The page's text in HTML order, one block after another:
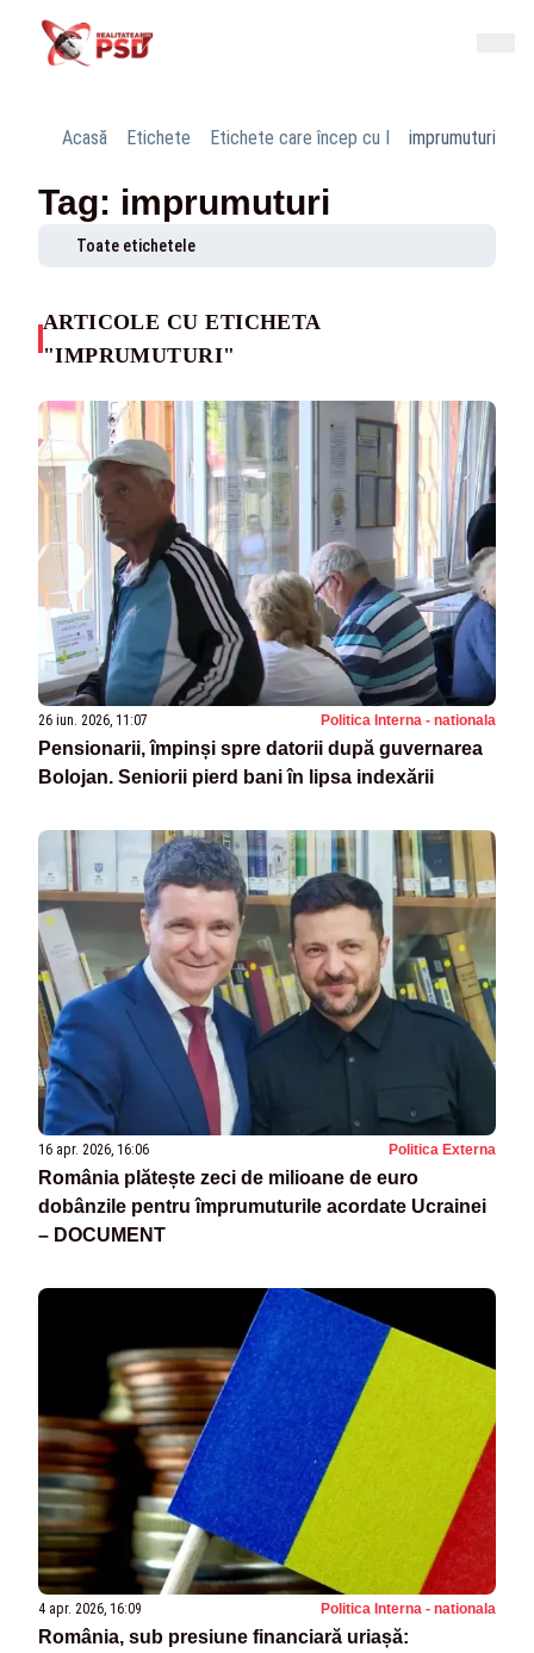
Acasă Etichete Etichete care încep cu I imprumuturi
Tag: imprumuturi
Toate etichetele
ARTICOLE CU ETICHETA
"IMPRUMUTURI"
26 iun. 2026, 11:07 Politica Interna - nationala
Pensionarii, împinși spre datorii după guvernarea
Bolojan. Seniorii pierd bani în lipsa indexării
16 apr. 2026, 16:06 Politica Externa
România plătește zeci de milioane de euro
dobânzile pentru împrumuturile acordate Ucrainei
– DOCUMENT
4 apr. 2026, 16:09 Politica Interna - nationala
România, sub presiune financiară uriașă: